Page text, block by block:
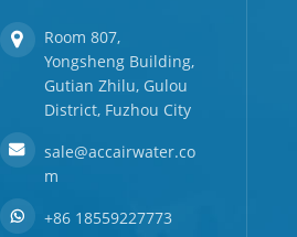
Room 807,
Yongsheng Building,
Gutian Zhilu, Gulou
District, Fuzhou City
sale@accairwater.co
m
+86 18559227773